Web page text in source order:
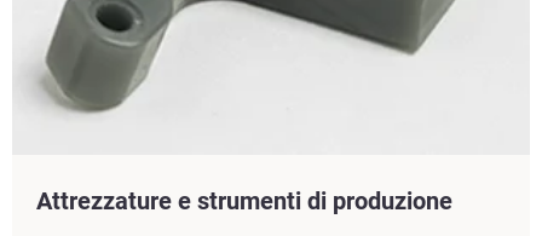
Attrezzature e strumenti di produzione